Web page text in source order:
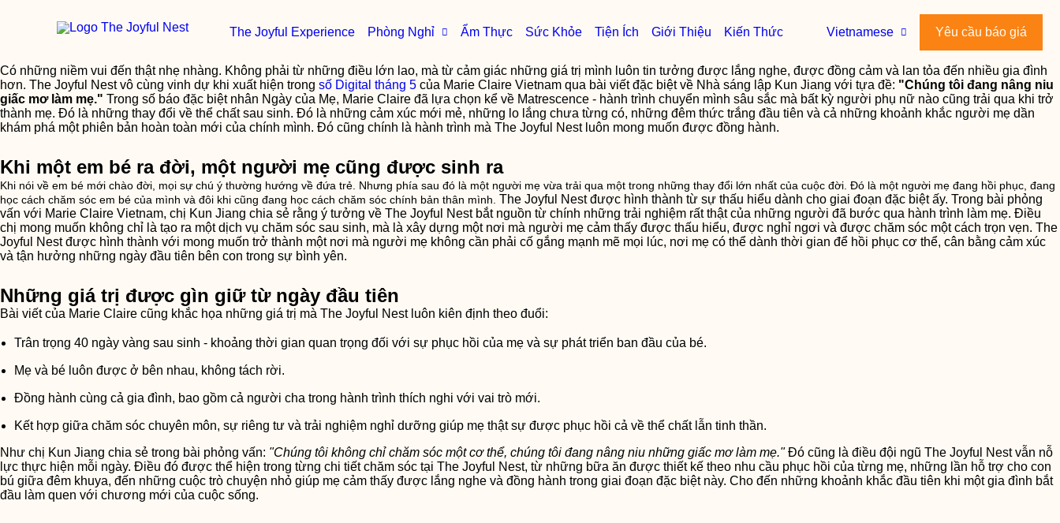
The Joyful Experience Phòng Nghỉ Ẩm Thực Sức Khỏe Tiện Ích Giới Thiệu Kiến Thức Vietnamese Yêu cầu báo giá
Có những niềm vui đến thật nhẹ nhàng. Không phải từ những điều lớn lao, mà từ cảm giác những giá trị mình luôn tin tưởng được lắng nghe, được đồng cảm và lan tỏa đến nhiều gia đình
hơn. The Joyful Nest vô cùng vinh dự khi xuất hiện trong số Digital tháng 5 của Marie Claire Vietnam qua bài viết đặc biệt về Nhà sáng lập Kun Jiang với tựa đề: "Chúng tôi đang nâng niu
giấc mơ làm mẹ." Trong số báo đặc biệt nhân Ngày của Mẹ, Marie Claire đã lựa chọn kể về Matrescence - hành trình chuyển mình sâu sắc mà bất kỳ người phụ nữ nào cũng trải qua khi trở
thành mẹ. Đó là những thay đổi về thể chất sau sinh. Đó là những cảm xúc mới mẻ, những lo lắng chưa từng có, những đêm thức trắng đầu tiên và cả những khoảnh khắc người mẹ dần
khám phá một phiên bản hoàn toàn mới của chính mình. Đó cũng chính là hành trình mà The Joyful Nest luôn mong muốn được đồng hành.
Khi một em bé ra đời, một người mẹ cũng được sinh ra
Khi nói về em bé mới chào đời, mọi sự chú ý thường hướng về đứa trẻ. Nhưng phía sau đó là một người mẹ vừa trải qua một trong những thay đổi lớn nhất của cuộc đời. Đó là một người mẹ đang hồi phục, đang
học cách chăm sóc em bé của mình và đôi khi cũng đang học cách chăm sóc chính bản thân mình. The Joyful Nest được hình thành từ sự thấu hiểu dành cho giai đoạn đặc biệt ấy. Trong bài phỏng
vấn với Marie Claire Vietnam, chị Kun Jiang chia sẻ rằng ý tưởng về The Joyful Nest bắt nguồn từ chính những trải nghiệm rất thật của những người đã bước qua hành trình làm mẹ. Điều
chị mong muốn không chỉ là tạo ra một dịch vụ chăm sóc sau sinh, mà là xây dựng một nơi mà người mẹ cảm thấy được thấu hiểu, được nghỉ ngơi và được chăm sóc một cách trọn vẹn. The
Joyful Nest được hình thành với mong muốn trở thành một nơi mà người mẹ không cần phải cố gắng mạnh mẽ mọi lúc, nơi mẹ có thể dành thời gian để hồi phục cơ thể, cân bằng cảm xúc
và tận hưởng những ngày đầu tiên bên con trong sự bình yên.
Những giá trị được gìn giữ từ ngày đầu tiên
Bài viết của Marie Claire cũng khắc họa những giá trị mà The Joyful Nest luôn kiên định theo đuổi:
Trân trọng 40 ngày vàng sau sinh - khoảng thời gian quan trọng đối với sự phục hồi của mẹ và sự phát triển ban đầu của bé.
Mẹ và bé luôn được ở bên nhau, không tách rời.
Đồng hành cùng cả gia đình, bao gồm cả người cha trong hành trình thích nghi với vai trò mới.
Kết hợp giữa chăm sóc chuyên môn, sự riêng tư và trải nghiệm nghỉ dưỡng giúp mẹ thật sự được phục hồi cả về thể chất lẫn tinh thần.
Như chị Kun Jiang chia sẻ trong bài phỏng vấn: "Chúng tôi không chỉ chăm sóc một cơ thể, chúng tôi đang nâng niu những giấc mơ làm mẹ."Đó cũng là điều đội ngũ The Joyful Nest vẫn nỗ
lực thực hiện mỗi ngày. Điều đó được thể hiện trong từng chi tiết chăm sóc tại The Joyful Nest, từ những bữa ăn được thiết kế theo nhu cầu phục hồi của từng mẹ, những lần hỗ trợ cho con
bú giữa đêm khuya, đến những cuộc trò chuyện nhỏ giúp mẹ cảm thấy được lắng nghe và đồng hành trong giai đoạn đặc biệt này. Cho đến những khoảnh khắc đầu tiên khi một gia đình bắt
đầu làm quen với chương mới của cuộc sống.